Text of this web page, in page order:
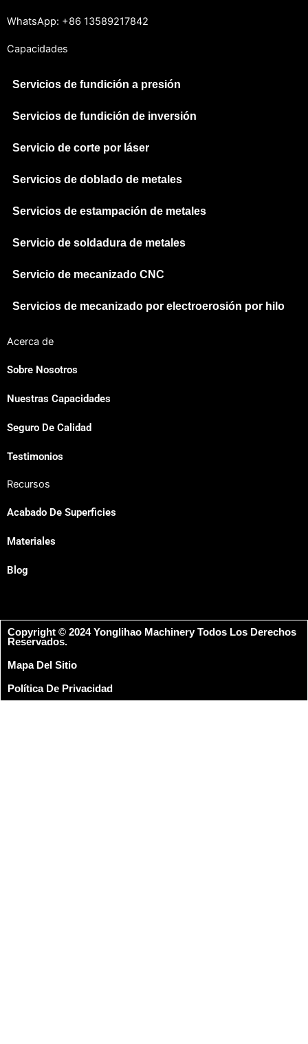
WhatsApp: +86 13589217842
Capacidades
Servicios de fundición a presión
Servicios de fundición de inversión
Servicio de corte por láser
Servicios de doblado de metales
Servicios de estampación de metales
Servicio de soldadura de metales
Servicio de mecanizado CNC
Servicios de mecanizado por electroerosión por hilo
Acerca de
Sobre Nosotros
Nuestras Capacidades
Seguro De Calidad
Testimonios
Recursos
Acabado De Superficies
Materiales
Blog
Copyright © 2024 Yonglihao Machinery Todos Los Derechos
Reservados.
Mapa Del Sitio
Política De Privacidad